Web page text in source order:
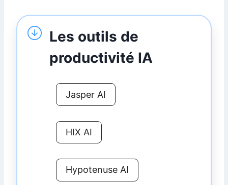
Les outils de
productivité IA
Jasper AI
HIX AI
Hypotenuse AI